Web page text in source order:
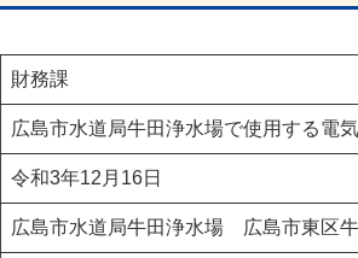
財務課
広島市水道局牛田浄水場で使用する電気
令和3年12月16日
広島市水道局牛田浄水場 広島市東区